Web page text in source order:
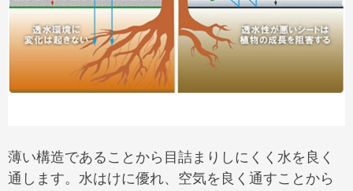
薄い構造であることから目詰まりしにくく水を良く
通します。水はけに優れ、空気を良く通すことから